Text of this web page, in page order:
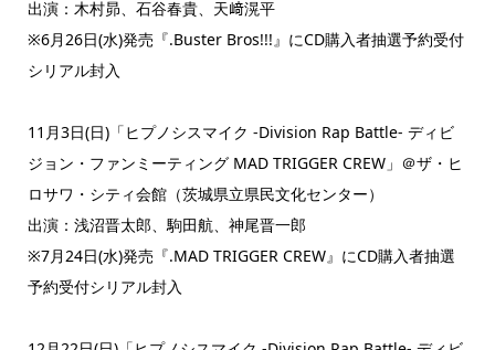
出演：木村昴、石谷春貴、天﨑滉平
※6月26日(水)発売『.Buster Bros!!!』にCD購入者抽選予約受付
シリアル封入
11月3日(日)「ヒプノシスマイク -Division Rap Battle- ディビ
ジョン・ファンミーティング MAD TRIGGER CREW」＠ザ・ヒ
ロサワ・シティ会館（茨城県立県民文化センター）
出演：浅沼晋太郎、駒田航、神尾晋一郎
※7月24日(水)発売『.MAD TRIGGER CREW』にCD購入者抽選
予約受付シリアル封入